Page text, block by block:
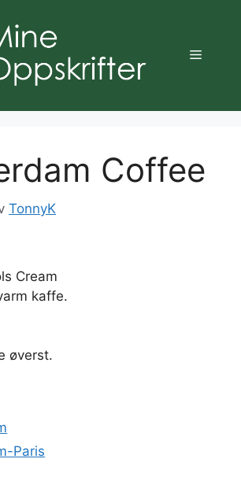
Meny
Coffee
TonnyK
Cream
kaffe.
øverst.
Paris